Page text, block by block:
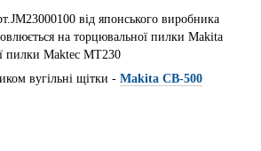
від японського виробника
на торцювальної пилки Makita
пилки Maktec MT230
вугільні щітки - Makita CB-500